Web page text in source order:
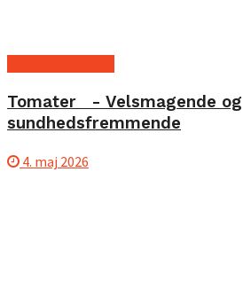
Tomater - Velsmagende og
sundhedsfremmende
4. maj 2026